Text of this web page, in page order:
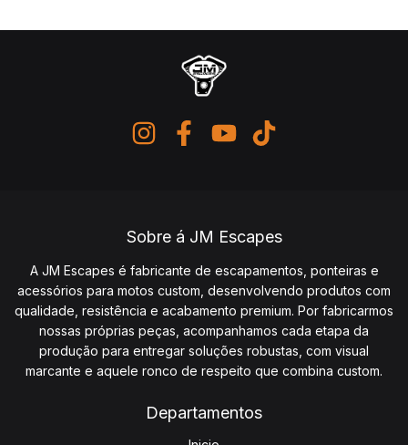
Sobre á JM Escapes
A JM Escapes é fabricante de escapamentos, ponteiras e
acessórios para motos custom, desenvolvendo produtos com
qualidade, resistência e acabamento premium. Por fabricarmos
nossas próprias peças, acompanhamos cada etapa da
produção para entregar soluções robustas, com visual
marcante e aquele ronco de respeito que combina custom.
Departamentos